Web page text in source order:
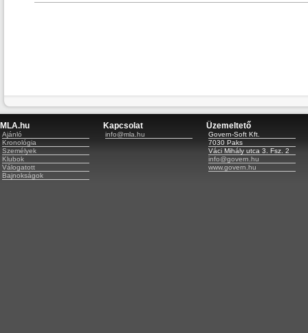
MLA.hu
Ajánló
Kronológia
Személyek
Klubok
Válogatott
Bajnokságok
Kapcsolat
info@mla.hu
Üzemeltető
Govern-Soft Kft.
7030 Paks
Váci Mihály utca 3. Fsz. 2
info@govern.hu
www.govern.hu